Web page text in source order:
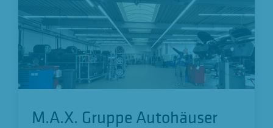
M.A.X. Gruppe Autohäuser